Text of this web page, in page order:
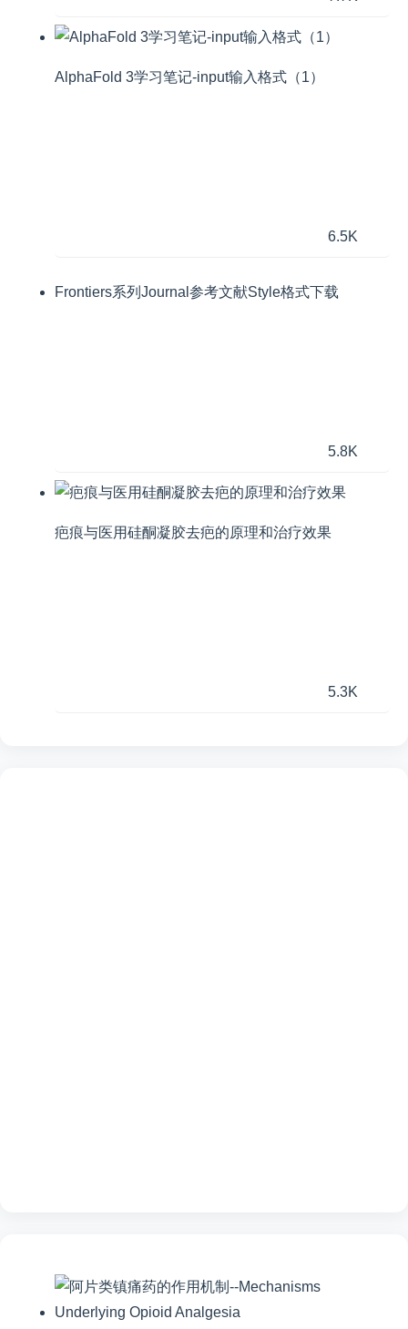
AlphaFold 3学习笔记-input输入格式（1）
6.5K
Frontiers系列Journal参考文献Style格式下载
5.8K
疤痕与医用硅酮凝胶去疤的原理和治疗效果
5.3K